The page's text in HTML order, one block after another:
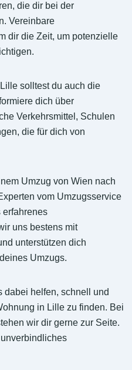
die dir bei der
Vereinbare
dir die Zeit, um potenzielle
solltest du auch die
dich über
Verkehrsmittel, Schulen
die für dich von
Umzug von Wien nach
vom Umzugsservice
erfahrenes
uns bestens mit
unterstützen dich
Umzugs.
dabei helfen, schnell und
in Lille zu finden. Bei
wir dir gerne zur Seite.